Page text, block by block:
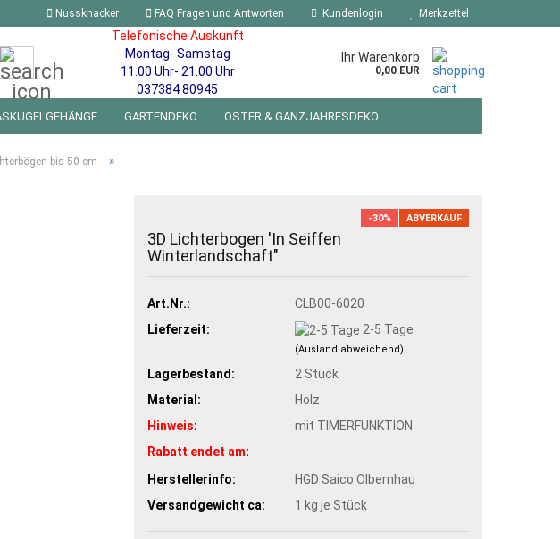
Nussknacker FAQ Fragen und Antworten Kundenlogin Merkzettel
Telefonische Auskunft
Montag- Samstag
11.00 Uhr- 21.00 Uhr
037384 80945
Ihr Warenkorb
0,00 EUR
GARTENDEKO OSTER & GANZJAHRESDEKO
bis 50 cm »
-30% ABVERKAUF
3D Lichterbogen 'In Seiffen
Winterlandschaft"
Art.Nr.:
CLB00-6020
Lieferzeit:
2-5 Tage
(Ausland abweichend)
Lagerbestand: 2 Stück
Material:
Holz
Hinweis:
mit TIMERFUNKTION
Rabatt endet am:
Herstellerinfo:
HGD Saico Olbernhau
Versandgewicht ca:
1 kg je Stück